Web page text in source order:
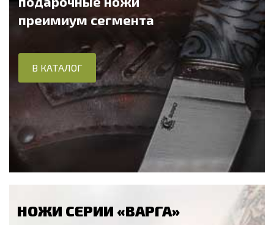
преимиум сегмента
В КАТАЛОГ
НОЖИ СЕРИИ «ВАРГА»